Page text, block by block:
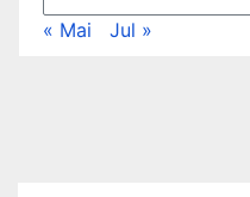
« Mai Jul »